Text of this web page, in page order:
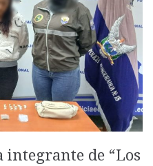
integrante de “Los